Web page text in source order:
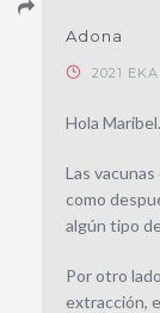
Adona
2021
Hola Maribel.
Las
como
algún tipo
Por otro
extracción,